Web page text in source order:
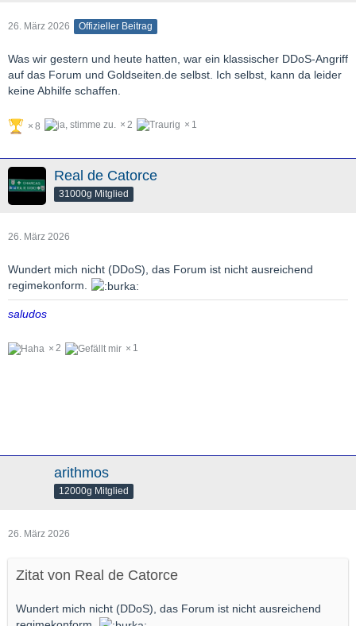
26. März 2026 Offizieller Beitrag
Was wir gestern und heute hatten, war ein klassischer DDoS-Angriff
auf das Forum und Goldseiten.de selbst. Ich selbst, kann da leider
keine Abhilfe schaffen.
8 2 1
Real de Catorce
31000g Mitglied
26. März 2026
Wundert mich nicht (DDoS), das Forum ist nicht ausreichend
regimekonform.
saludos
2 1
arithmos
12000g Mitglied
26. März 2026
Zitat von Real de Catorce
Wundert mich nicht (DDoS), das Forum ist nicht ausreichend